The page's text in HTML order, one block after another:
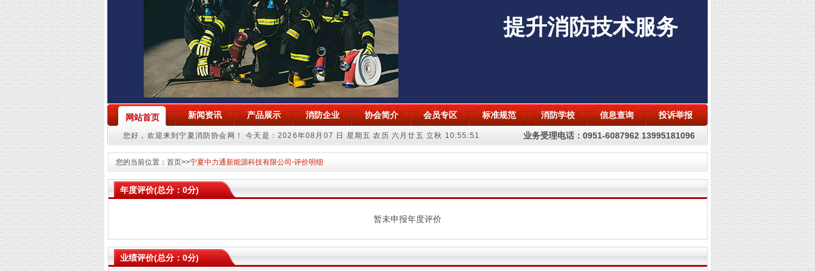
提升消防技术服务
网站首页 新闻资讯 产品展示 消防企业 协会简介 会员专区 标准规范 消防学校 信息查询 投诉举报
您好，欢迎来到宁夏消防协会网！今天是：2026年08月07 日 星期五 农历 六月廿五 立秋 10:55:52 业务受理电话：0951-6087962 13995181096
您的当前位置： 首页>>宁夏中力通新能源科技有限公司-评价明细
年度评价(总分：0分)
暂未申报年度评价
业绩评价(总分：0分)